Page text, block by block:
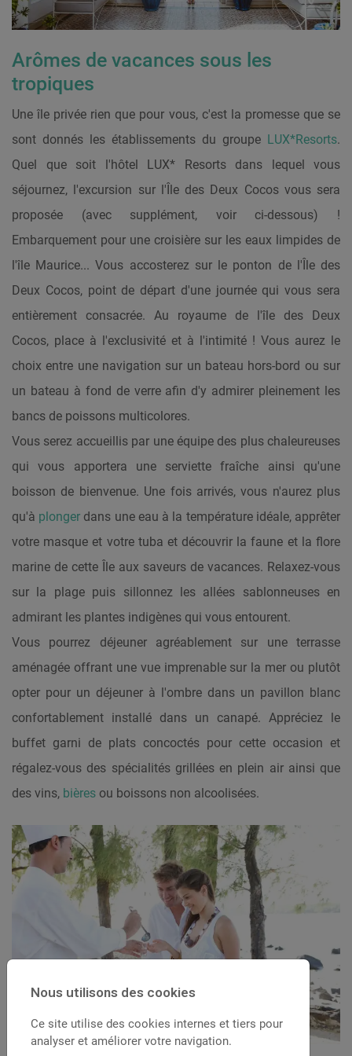
Arômes de vacances sous les
tropiques
Une île privée rien que pour vous, c'est la promesse que se
sont donnés les établissements du groupe LUX*Resorts.
Quel que soit l'hôtel LUX* Resorts dans lequel vous
séjournez, l'excursion sur l'Île des Deux Cocos vous sera
proposée (avec supplément, voir ci-dessous) !
Embarquement pour une croisière sur les eaux limpides de
l'île Maurice... Vous accosterez sur le ponton de l'Île des
Deux Cocos, point de départ d'une journée qui vous sera
entièrement consacrée. Au royaume de l'île des Deux
Cocos, place à l'exclusivité et à l'intimité ! Vous aurez le
choix entre une navigation sur un bateau hors-bord ou sur
un bateau à fond de verre afin d'y admirer pleinement les
bancs de poissons multicolores.
Vous serez accueillis par une équipe des plus chaleureuses
qui vous apportera une serviette fraîche ainsi qu'une
boisson de bienvenue. Une fois arrivés, vous n'aurez plus
qu'à plonger dans une eau à la température idéale, apprêter
votre masque et votre tuba et découvrir la faune et la flore
marine de cette Île aux saveurs de vacances. Relaxez-vous
sur la plage puis sillonnez les allées sablonneuses en
admirant les plantes indigènes qui vous entourent.
Vous pourrez déjeuner agréablement sur une terrasse
aménagée offrant une vue imprenable sur la mer ou plutôt
opter pour un déjeuner à l'ombre dans un pavillon blanc
confortablement installé dans un canapé. Appréciez le
buffet garni de plats concoctés pour cette occasion et
régalez-vous des spécialités grillées en plein air ainsi que
des vins, bières ou boissons non alcoolisées.
Nous utilisons des cookies
Ce site utilise des cookies internes et tiers pour
analyser et améliorer votre navigation.